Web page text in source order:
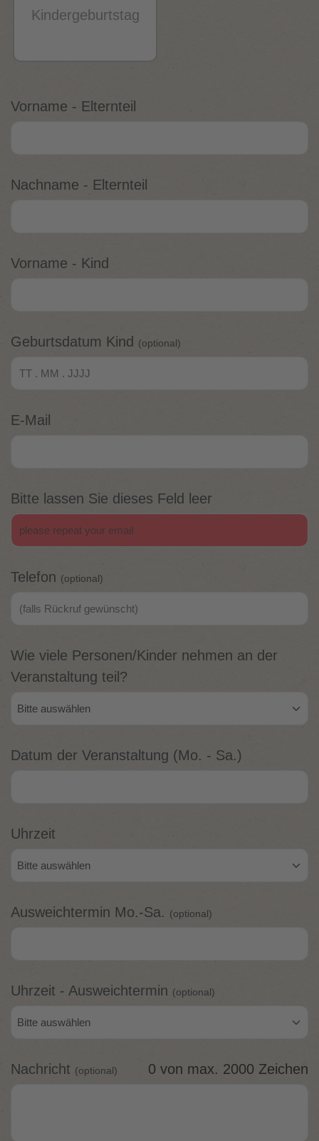
Kindergeburtstag
Vorname - Elternteil
Nachname - Elternteil
Vorname - Kind
Geburtsdatum Kind (optional)
E-Mail
Bitte lassen Sie dieses Feld leer
Telefon (optional)
Wie viele Personen/Kinder nehmen an der
Veranstaltung teil?
Datum der Veranstaltung (Mo. - Sa.)
Uhrzeit
Ausweichtermin Mo.-Sa. (optional)
Uhrzeit - Ausweichtermin (optional)
Nachricht (optional) 0 von max. 2000 Zeichen